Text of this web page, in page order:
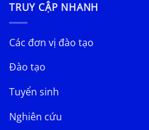
TRUY CẬP NHANH
Các đơn vị đào tạo
Đào tạo
Tuyển sinh
Nghiên cứu